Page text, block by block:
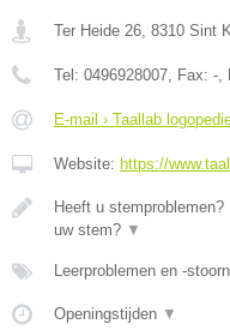
Ter Heide 26 8310 Sint
Tel: 0496928007 , Fax: -
E-mail › Taallab
Website: https://
Heeft u
uw stem? ▼
Leerproblemen en -
Openingstijden ▼